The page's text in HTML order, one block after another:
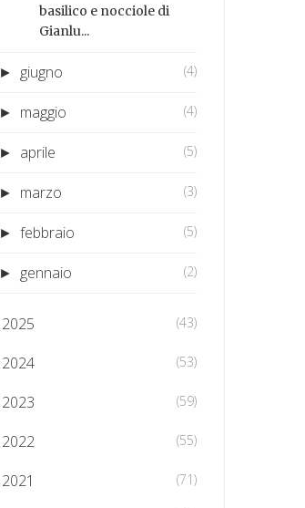
basilico e nocciole di
Gianlu...
► giugno (4)
► maggio (4)
► aprile (5)
► marzo (3)
►febbraio (5)
► gennaio (2)
2025 (43)
2024 (53)
2023 (59)
2022 (55)
2021 (71)